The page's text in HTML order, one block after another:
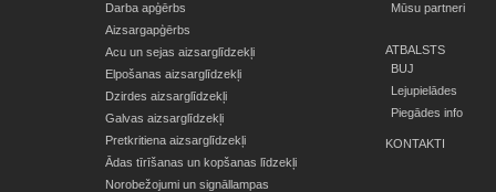
Darba apģērbs
Aizsargapģērbs
Acu un sejas aizsarglīdzekļi
Elpošanas aizsarglīdzekļi
Dzirdes aizsarglīdzekļi
Galvas aizsarglīdzekļi
Pretkritiena aizsarglīdzekļi
Ādas tīrīšanas un kopšanas līdzekļi
Norobežojumi un signāllampas
Mūsu partneri
ATBALSTS
BUJ
Lejupielādes
Piegādes info
KONTAKTI